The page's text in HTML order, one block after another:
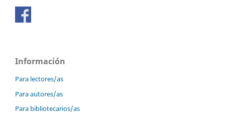
Información
Para lectores/as
Para autores/as
Para bibliotecarios/as